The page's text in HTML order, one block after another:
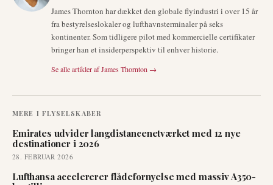
James Thornton har dækket den globale flyindustri i over 15 år
fra bestyrelseslokaler og lufthavnsterminaler på seks
kontinenter. Som tidligere pilot med kommercielle certifikater
bringer han et insiderperspektiv til enhver historie.
Se alle artikler afJames Thornton →
MERE I FLYSELSKABER
Emirates udvider langdistancenetværket med 12 nye
destinationer i 2026
28. FEBRUAR 2026
Lufthansa accelererer flådefornyelse med massiv A350-